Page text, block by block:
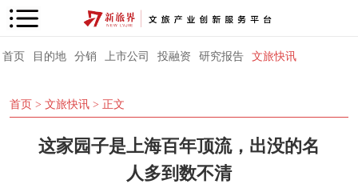
首页 目的地 分销 上市公司 投融资 研究报告 文旅快讯
首页 > 文旅快讯 > 正文
这家园子是上海百年顶流，出没的名
人多到数不清